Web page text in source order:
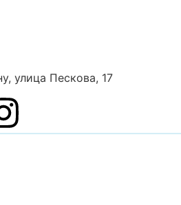
улица Пескова, 17